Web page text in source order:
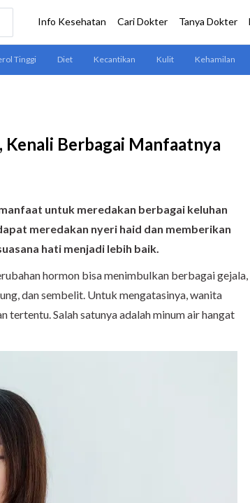
Berbagai Manfaatnya
untuk meredakan berbagai keluhan
meredakan nyeri haid dan memberikan
hati menjadi lebih baik.
hormon bisa menimbulkan berbagai gejala,
dan sembelit. Untuk mengatasinya, wanita
tertentu. Salah satunya adalah minum air hangat